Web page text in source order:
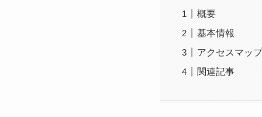
概要
基本情報
アクセスマップ
関連記事